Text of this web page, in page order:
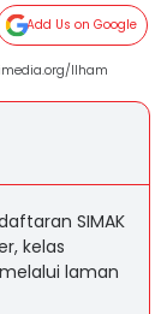
Add Us on Google
Ilham
SIMAK
kelas
laman